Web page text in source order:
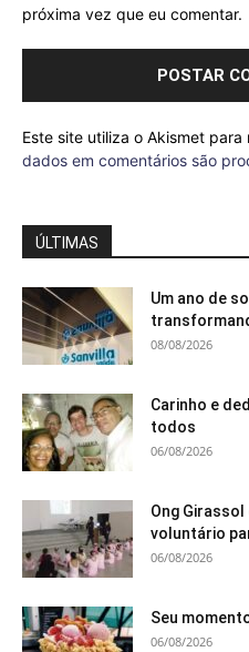
próxima vez que eu comentar.
Este site utiliza o Akismet para
dados em comentários são
ÚLTIMAS
Um ano de
08/08/2026
Carinho e
todos
06/08/2026
Ong
voluntário
06/08/2026
Seu
06/08/2026